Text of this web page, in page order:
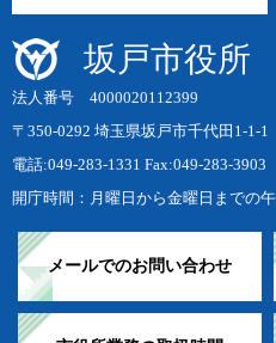
坂戸市役所
法人番号 4000020112399
〒350-0292 埼玉県坂戸市千代田1-1-1
電話:049-283-1331 Fax:049-283-3903
開庁時間：月曜日から金曜日までの
メールでのお問い合わせ